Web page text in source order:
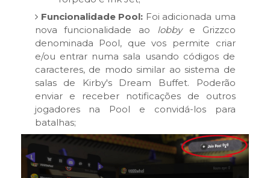
Funcionalidade Pool: Foi adicionada uma
nova funcionalidade ao lobby e Grizzco
denominada Pool, que vos permite criar
e/ou entrar numa sala usando códigos de
caracteres, de modo similar ao sistema de
salas de Kirby's Dream Buffet. Poderão
enviar e receber notificações de outros
jogadores na Pool e convidá-los para
batalhas;